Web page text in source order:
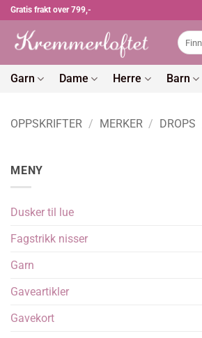
Skip
content
Gratis frakt over 799,-
Søk
etter:
Garn Dame Herre Barn
OPPSKRIFTER / MERKER / DROPS
MENY
Dusker til lue
Fagstrikk nisser
Garn
Gaveartikler
Gavekort